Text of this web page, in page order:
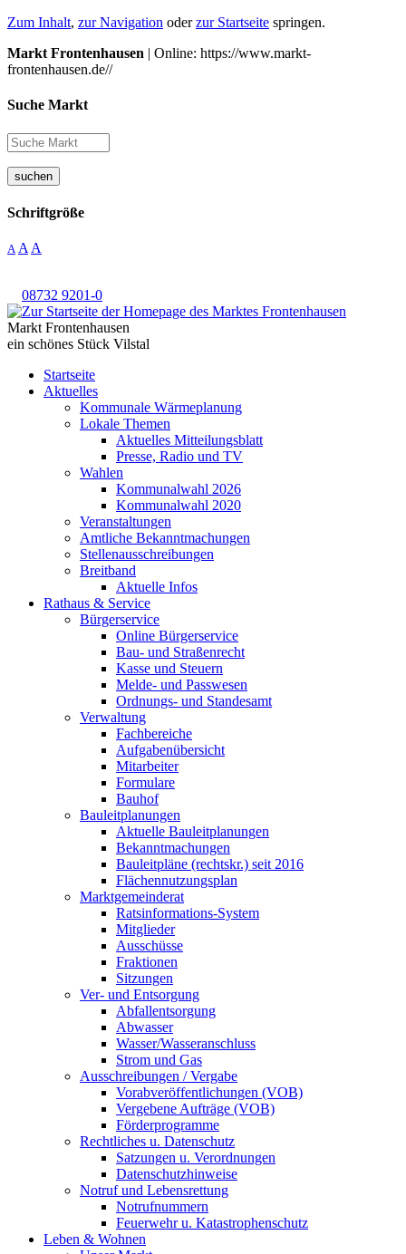
Zum Inhalt, zur Navigation oderzur Startseite springen.
Markt Frontenhausen | Online: https://www.markt-
frontenhausen.de//
Suche Markt
suchen
Schriftgröße
A A A
08732 9201-0
Markt Frontenhausen
ein schönes Stück Vilstal
Startseite
Aktuelles
Kommunale Wärmeplanung
Lokale Themen
Aktuelles Mitteilungsblatt
Presse, Radio und TV
Wahlen
Kommunalwahl 2026
Kommunalwahl 2020
Veranstaltungen
Amtliche Bekanntmachungen
Stellenausschreibungen
Breitband
Aktuelle Infos
Rathaus & Service
Bürgerservice
Online Bürgerservice
Bau- und Straßenrecht
Kasse und Steuern
Melde- und Passwesen
Ordnungs- und Standesamt
Verwaltung
Fachbereiche
Aufgabenübersicht
Mitarbeiter
Formulare
Bauhof
Bauleitplanungen
Aktuelle Bauleitplanungen
Bekanntmachungen
Bauleitpläne (rechtskr.) seit 2016
Flächennutzungsplan
Marktgemeinderat
Ratsinformations-System
Mitglieder
Ausschüsse
Fraktionen
Sitzungen
Ver- und Entsorgung
Abfallentsorgung
Abwasser
Wasser/Wasseranschluss
Strom und Gas
Ausschreibungen / Vergabe
Vorabveröffentlichungen (VOB)
Vergebene Aufträge (VOB)
Förderprogramme
Rechtliches u. Datenschutz
Satzungen u. Verordnungen
Datenschutzhinweise
Notruf und Lebensrettung
Notrufnummern
Feuerwehr u. Katastrophenschutz
Leben & Wohnen